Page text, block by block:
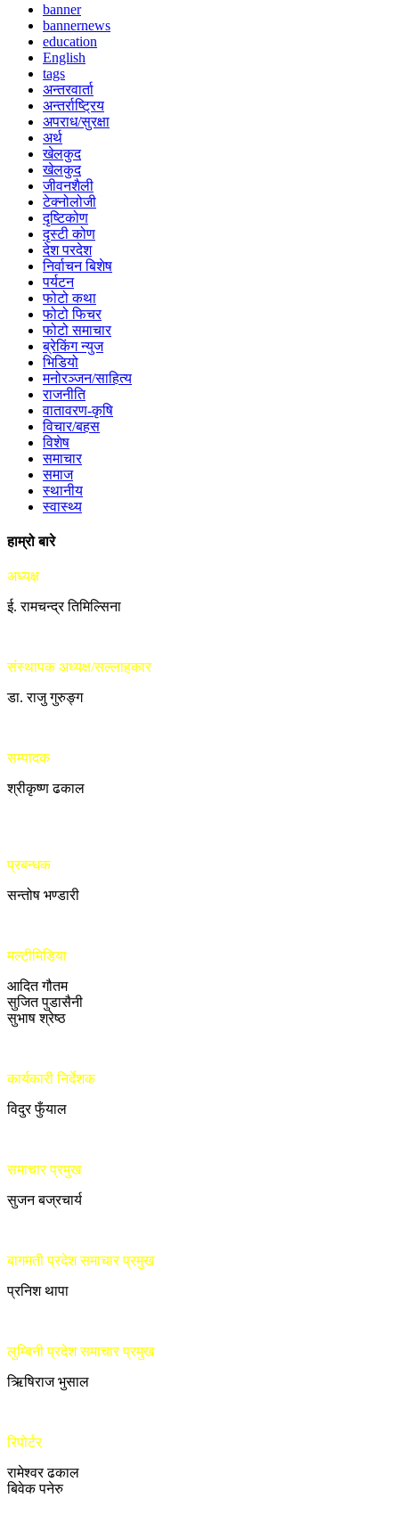
banner
bannernews
education
English
tags
अन्तरवार्ता
अन्तर्राष्ट्रिय
अपराध/सुरक्षा
अर्थ
खेलकुद
खेलकुद
जीवनशैली
टेक्नोलोजी
दृष्टिकोण
दृस्टी कोण
देश परदेश
निर्वाचन बिशेष
पर्यटन
फोटो कथा
फोटो फिचर
फोटो समाचार
ब्रेकिंग न्युज
भिडियो
मनोरञ्जन/साहित्य
राजनीति
वातावरण-कृषि
विचार/बहस
विशेष
समाचार
समाज
स्थानीय
स्वास्थ्य
हाम्रो बारे
अध्यक्ष
ई. रामचन्द्र तिमिल्सिना
संस्थापक अध्यक्ष/सल्लाहकार
डा. राजु गुरुङ्ग
सम्पादक
श्रीकृष्ण ढकाल
प्रबन्धक
सन्तोष भण्डारी
मल्टीमिडिया
आदित गौतम
सुजित पुडासैनी
सुभाष श्रेष्ठ
कार्यकारी निर्देशक
विदुर फुँयाल
समाचार प्रमुख
सुजन बज्रचार्य
बागमती प्रदेश समाचार प्रमुख
प्रनिश थापा
लुम्बिनी प्रदेश समाचार प्रमुख
ऋिषिराज भुसाल
रिपोर्टर
रामेश्वर ढकाल
बिवेक पनेरु